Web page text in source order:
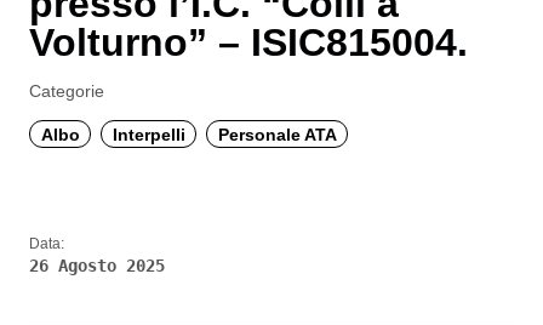
Volturno” – ISIC815004.
Categorie
Albo Interpelli Personale ATA
Data:
26 Agosto 2025